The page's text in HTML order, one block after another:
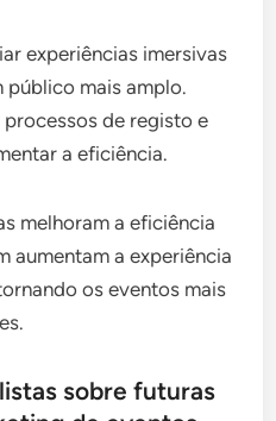
experiências imersivas
público mais amplo.
de registo e
a eficiência.
melhoram a eficiência
aumentam a experiência
os eventos mais
sobre futuras